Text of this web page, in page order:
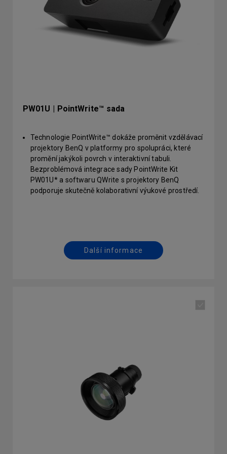
PW01U | PointWrite™ sada
Technologie PointWrite™ dokáže proměnit vzdělávací
projektory BenQ v platformy pro spolupráci, které
promění jakýkoli povrch v interaktivní tabuli.
Bezproblémová integrace sady PointWrite Kit
PW01U* a softwaru QWrite s projektory BenQ
podporuje skutečně kolaborativní výukové prostředí.
*Kompatibilní operační systémy: Windows/Mac OSX
Další informace